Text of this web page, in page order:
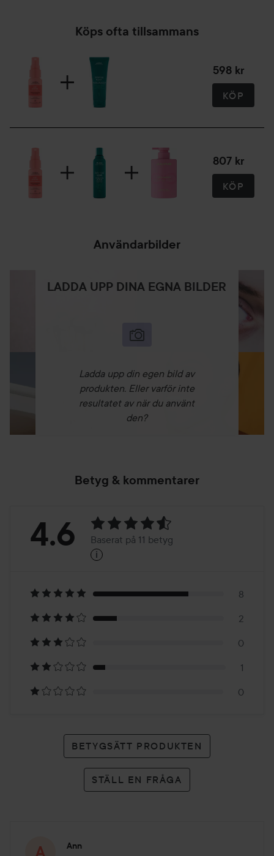
Köps ofta tillsammans
598 kr
KÖP
807 kr
KÖP
Användarbilder
LADDA UPP DINA EGNA BILDER
Ladda upp din egen bild av
produkten. Eller varför inte
resultatet av när du använt
den?
Betyg & kommentarer
Betyg:
Baserat
på
11
betyg
4.6 Baserat på 11 betyg
i
8
2
0
1
0
BETYGSÄTT PRODUKTEN
STÄLL EN FRÅGA
Ann